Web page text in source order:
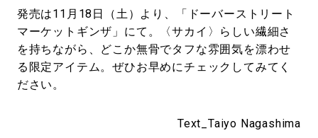
発売は11月18日（土）より、「ドーバーストリート
マーケットギンザ」にて。〈サカイ〉らしい繊細さ
を持ちながら、どこか無骨でタフな雰囲気を漂わせ
る限定アイテム。ぜひお早めにチェックしてみてく
ださい。
Text_Taiyo Nagashima